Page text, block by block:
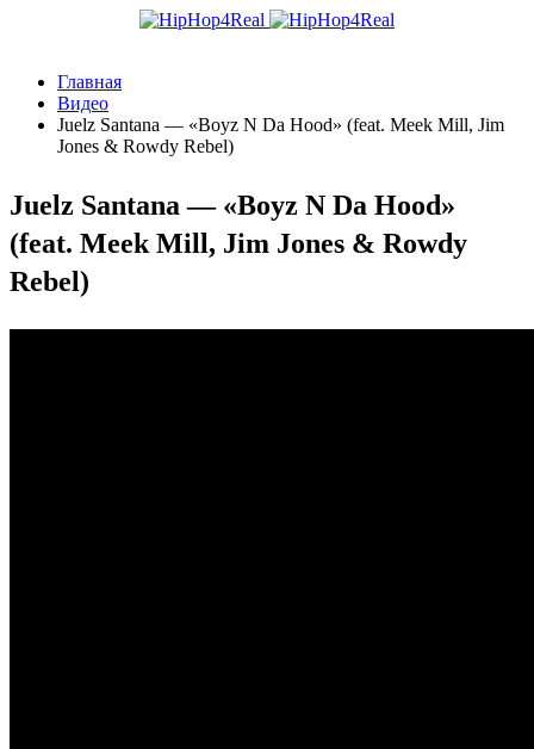
Главная
Видео
Juelz Santana — «Boyz N Da Hood» (feat. Meek Mill, Jim
Jones & Rowdy Rebel)
Juelz Santana — «Boyz N Da Hood»
(feat. Meek Mill, Jim Jones & Rowdy
Rebel)